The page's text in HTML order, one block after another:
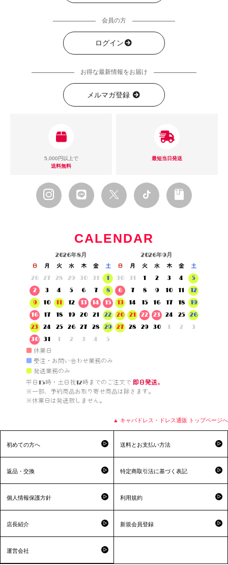
会員の方
ログイン
お得な最新情報をお届け
メルマガ登録
5,000円以上で
送料無料
最短当日発送
CALENDAR
2026年8月
日 月 火 水 木 金
土
26
27 28 29 30 31
1
2
3 4 5 6 7
8
9
10 11 12 13 14
15
16
17 18 19 20 21
22
23
24 25 26 27 28
29
30
31 1 2 3 4 5
2026年9月
日 月 火 水 木 金
土
30
31 1 2 3 4
5
6
7 8 9 10 11
12
13
14 15 16 17 18
19
20
21 22 23 24 25
26
27
28 29 30 1 2 3
■ 休業日
■ 受注・お問い合わせ業務のみ
■ 発送業務のみ
平日15時・土日祝12時までのご注文で 即日発送。
※一部、予約商品お取り寄せ商品は除きます。
※休業日は発送致しません。
▲ キャバドレス・ドレス通販 トップページへ
初めての方へ 送料とお支払い方法
返品・交換 特定商取引法に基づく表記
個人情報保護方針 利用規約
店長紹介 新規会員登録
運営会社